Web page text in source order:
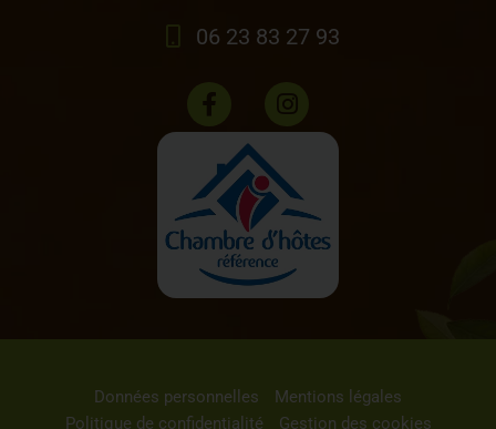
06 23 83 27 93
Données personnelles
Mentions légales
Politique de confidentialité
Gestion des cookies